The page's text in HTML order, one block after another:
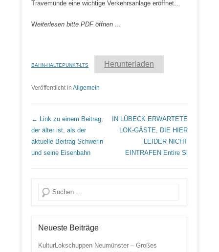
Travemünde eine wichtige Verkehrsanlage eröffnet…
Weiterlesen bitte PDF öffnen …
BAHN-HALTEPUNKT-LTS Herunterladen
Veröffentlicht in Allgemein
Beitrags Übersicht
← Link zu einem Beitrag,
der älter ist, als der
aktuelle Beitrag Schwerin
und seine Eisenbahn
IN LÜBECK ERWARTETE
LOK-GÄSTE, DIE HIER
LEIDER NICHT
EINTRAFEN Entire Si
Suche
Neueste Beiträge
KulturLokschuppen Neumünster – Großes